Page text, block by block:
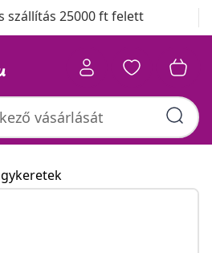
szállítás 25000 ft felett